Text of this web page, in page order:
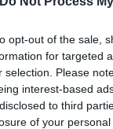
opt-out of the sale,
for targeted
selection. Please
interest-based
to third
of your
ΚΤΕΛ
κάλυψη της